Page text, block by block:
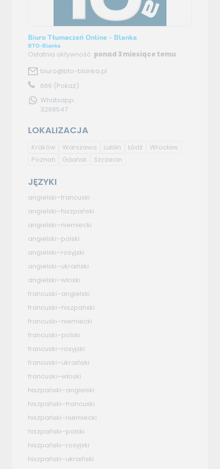
Biuro Tłumaczeń Online - Blanka
BTO-Blanka
Ostatnia aktywność: ponad 3 miesiące temu
biuro@bto-blanka.pl
666 (Pokaż)
Whatsapp:
3268547
LOKALIZACJA
Kraków Warszawa Lublin Łódź
Wrocław
Poznań
Gdańsk Szczecin
JĘZYKI
angielski–francuski
angielski–hiszpański
angielski–niemiecki
angielski–polski
angielski–rosyjski
angielski–ukraiński
angielski–włoski
francuski–angielski
francuski–hiszpański
francuski–niemiecki
francuski–polski
francuski–rosyjski
francuski–ukraiński
francuski–włoski
hiszpański–angielski
hiszpański–francuski
hiszpański–niemiecki
hiszpański–polski
hiszpański–rosyjski
hiszpański–ukraiński